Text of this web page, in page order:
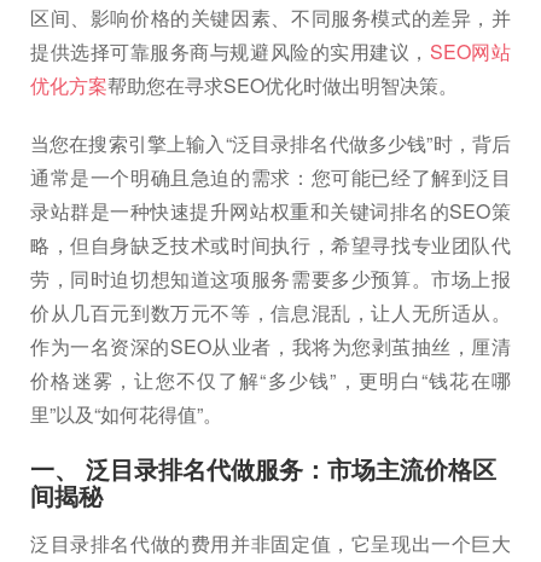
区间、影响价格的关键因素、不同服务模式的差异，并
提供选择可靠服务商与规避风险的实用建议， SEO网站
优化方案帮助您在寻求SEO优化时做出明智决策。
当您在搜索引擎上输入“泛目录排名代做多少钱”时，背后
通常是一个明确且急迫的需求：您可能已经了解到泛目
录站群是一种快速提升网站权重和关键词排名的SEO策
略，但自身缺乏技术或时间执行，希望寻找专业团队代
劳，同时迫切想知道这项服务需要多少预算。市场上报
价从几百元到数万元不等，信息混乱，让人无所适从。
作为一名资深的SEO从业者，我将为您剥茧抽丝，厘清
价格迷雾，让您不仅了解“多少钱”，更明白“钱花在哪
里”以及“如何花得值”。
一、 泛目录排名代做服务：市场主流价格区
间揭秘
泛目录排名代做的费用并非固定值，它呈现出一个巨大